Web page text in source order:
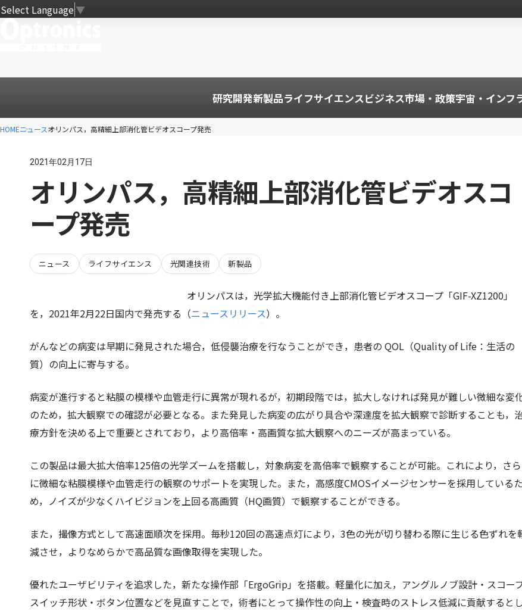
Select Language▼
研究開発新製品ライフサイエンスビジネス市場・政策宇宙・インフ
HOMEニュースオリンパス，高精細上部消化管ビデオスコープ発売
2021年02月17日
オリンパス，高精細上部消化管ビデオスコ
ープ発売
ニュース ライフサイエンス 光関連技術 新製品
オリンパスは，光学拡大機能付き上部消化管ビデオスコープ「GIF-XZ1200」
を，2021年2月22日国内で発売する（ニュースリリース）。
がんなどの病変は早期に発見された場合，低侵襲治療を行なうことができ，患者の QOL（Quality of Life：生活の
質）の向上に寄与する。
病変が進行すると粘膜の模様や血管走行に異常が現れるが，初期段階では，拡大しなければ発見が難しい微細な変
のため，拡大観察での確認が必要となる。また発見した病変の広がり具合や深達度を拡大観察で診断することも，
療方針を決める上で重要とされており，より高倍率・高画質な拡大観察へのニーズが高まっている。
この製品は最大拡大倍率125倍の光学ズームを搭載し，対象病変を高倍率で観察することが可能。これにより，さら
に微細な粘膜模様や血管走行の観察のサポートを実現した。また，高感度CMOSイメージセンサーを採用しているた
め，ノイズが少なくハイビジョンを上回る高画質（HQ画質）で観察することができる。
また，撮像方式として高速面順次を採用。毎秒120回の高速点灯により，3色の光が切り替わる際に生じる色ずれを
減させ，よりなめらかで高品質な画像取得を実現した。
優れたユーザビリティを追求した，新たな操作部「ErgoGrip」を搭載。軽量化に加え，アングルノブ設計・スコー
スイッチ形状・ボタン位置などを見直すことで，術者にとって操作性の向上・検査時のストレス低減に貢献するとし